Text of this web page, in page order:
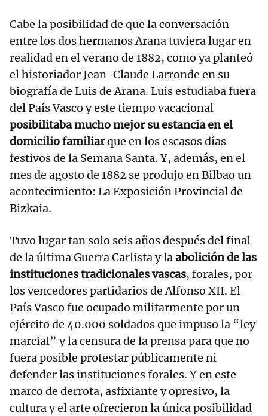
Cabe la posibilidad de que la conversación
entre los dos hermanos Arana tuviera lugar en
realidad en el verano de 1882, como ya planteó
el historiador Jean-Claude Larronde en su
biografía de Luis de Arana. Luis estudiaba fuera
del País Vasco y este tiempo vacacional
posibilitaba mucho mejor su estancia en el
domicilio familiarque en los escasos días
festivos de la Semana Santa. Y, además, en el
mes de agosto de 1882 se produjo en Bilbao un
acontecimiento: La Exposición Provincial de
Bizkaia.
Tuvo lugar tan solo seis años después del final
de la última Guerra Carlista y laabolición de las
instituciones tradicionales vascas, forales, por
los vencedores partidarios de Alfonso XII. El
País Vasco fue ocupado militarmente por un
ejército de 40.000 soldados que impuso la “ley
marcial” y la censura de la prensa para que no
fuera posible protestar públicamente ni
defender las instituciones forales. Y en este
marco de derrota, asfixiante y opresivo, la
cultura y el arte ofrecieron la única posibilidad